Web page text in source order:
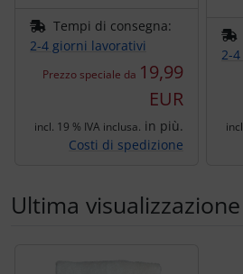
Tempi di consegna:
2-4 giorni lavorativi
Prezzo speciale da 19,99
EUR
incl. 19 % IVA inclusa. in più.
Costi di spedizione
2-
Ultima visualizzazione